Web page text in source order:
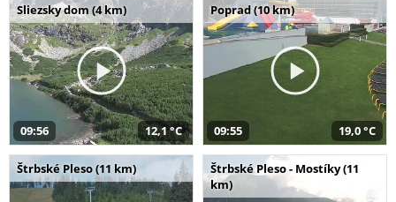
Sliezsky dom (4 km)
09:56 12,1 °C
Poprad (10 km)
09:55 19,0 °C
Štrbské Pleso (11 km)
Štrbské Pleso - Mostíky (11
km)